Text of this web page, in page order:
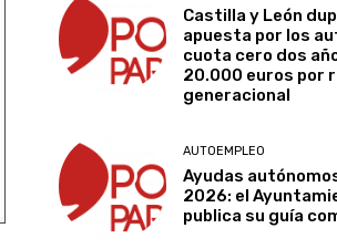
Castilla y León
apuesta por los
cuota cero dos
20.000 euros por
generacional
AUTOEMPLEO
Ayudas
2026: el
publica su guía